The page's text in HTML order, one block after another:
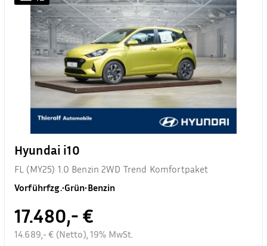
Hyundai i10
FL (MY25) 1.0 Benzin 2WD Trend Komfortpaket
Vorführfzg.•Grün•Benzin
17.480,- €
14.689,- € (Netto), 19% MwSt.